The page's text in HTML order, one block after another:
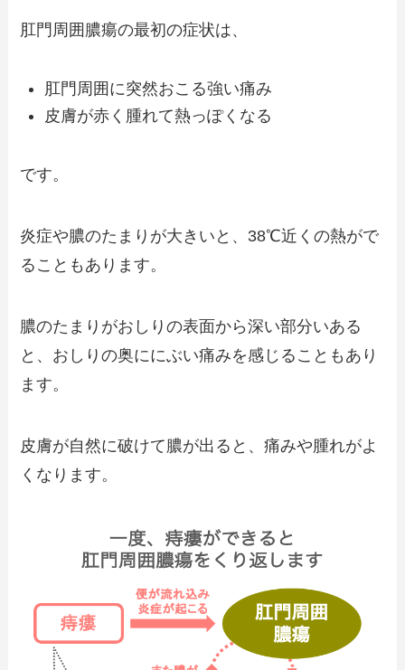
肛門周囲膿瘍の最初の症状は、
肛門周囲に突然おこる強い痛み
皮膚が赤く腫れて熱っぽくなる
です。
炎症や膿のたまりが大きいと、38℃近くの熱がで
ることもあります。
膿のたまりがおしりの表面から深い部分いある
と、おしりの奥ににぶい痛みを感じることもあり
ます。
皮膚が自然に破けて膿が出ると、痛みや腫れがよ
くなります。